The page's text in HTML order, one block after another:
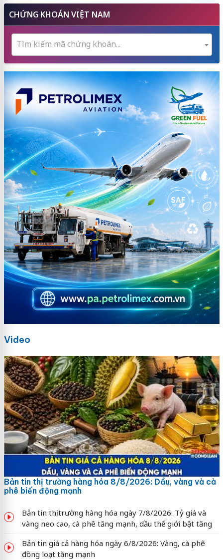
CHỨNG KHOÁN VIỆT NAM
Tìm kiếm mã chứng khoán...
Video
Bản tin thị trường hàng hóa 8/8/2026: Dầu, vàng và cà
phê biến động mạnh
Bản tin thị trường hàng hóa ngày 7/8/2026: Tỷ giá và
vàng neo cao, cà phê tăng mạnh, dầu thế giới bật tăng
Bản tin giá cả hàng hóa ngày 6/8/2026: Vàng, cà phê
đồng loạt tăng mạnh